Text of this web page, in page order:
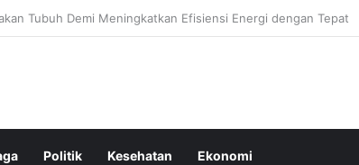
yang Efektif Membakar Lemak dan Menyegarkan Tubuh Anda
Politik Kesehatan Ekonomi